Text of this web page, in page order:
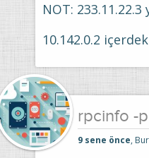
NOT:
10.142.0.2
rpcinfo -p
9 sene önce,